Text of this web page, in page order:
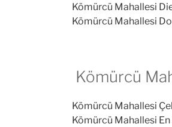
Kömürcü Mahallesi
Kömürcü Mahallesi
Kömürcü
Kömürcü Mahallesi
Kömürcü Mahallesi En